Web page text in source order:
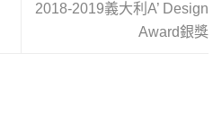
2018-2019義大利A’ Design
Award銀獎